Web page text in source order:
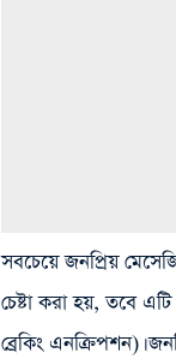
সবচেয়ে জনপ্রিয়
চেষ্টা করা হয়, তবে
ব্রেকিং এনক্রিপশন)।